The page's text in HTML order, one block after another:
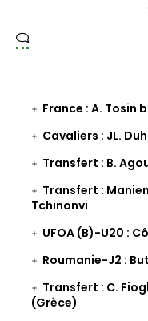
France : A. Tosin
Cavaliers : JL.
Transfert : B.
Transfert :
Tchinonvi
UFOA (B)-U20 :
Roumanie-J2 :
Transfert : C.
(Grèce)